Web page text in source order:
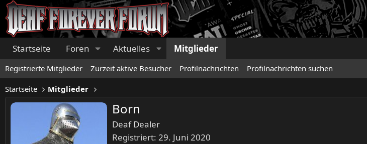
Startseite Foren Aktuelles Mitglieder
Registrierte Mitglieder Zurzeit aktive Besucher Profilnachrichten Profilnachrichten suchen
Startseite Mitglieder
Born
Deaf Dealer
Registriert 29. Juni 2020